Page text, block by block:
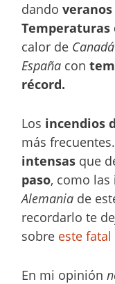
dando
Temperaturas
calor de Canadá
España con
récord.
Los incendios
más
intensas que
paso, como las
Alemania de
recordarlo te
sobre este
En mi opinión